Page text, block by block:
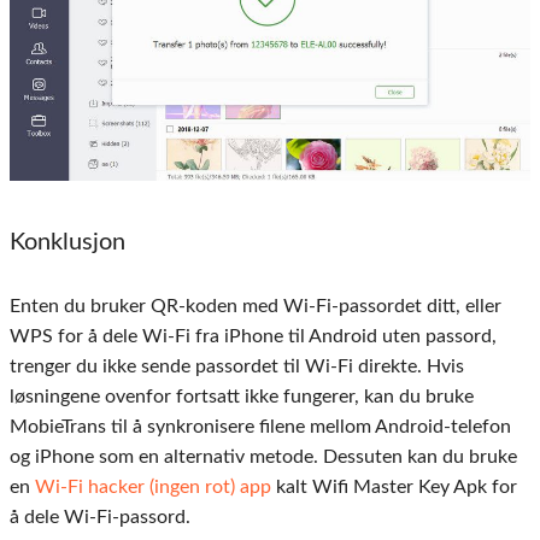
Konklusjon
Enten du bruker QR-koden med Wi-Fi-passordet ditt, eller
WPS for å dele Wi-Fi fra iPhone til Android uten passord,
trenger du ikke sende passordet til Wi-Fi direkte. Hvis
løsningene ovenfor fortsatt ikke fungerer, kan du bruke
MobieTrans til å synkronisere filene mellom Android-telefon
og iPhone som en alternativ metode. Dessuten kan du bruke
en Wi-Fi hacker (ingen rot) app kalt Wifi Master Key Apk for
å dele Wi-Fi-passord.